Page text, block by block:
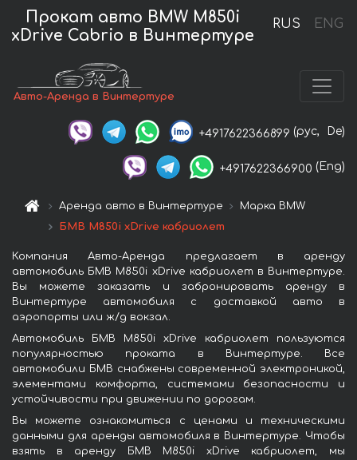
RUS ENG
Прокат авто BMW M850i
xDrive Cabrio в Винтертуре
Авто-Аренда в Винтертуре
+4917622366899 (рус, De)
+4917622366900 (Eng)
Аренда авто в Винтертуре
Марка BMW
БМВ M850i xDrive кабриолет
Компания Авто-Аренда предлагает в аренду
автомобиль БМВ M850i xDrive кабриолет в Винтертуре.
Вы можете заказать и забронировать аренду в
Винтертуре автомобиля с доставкой авто в
аэропорты или ж/д вокзал.
Автомобиль БМВ M850i xDrive кабриолет пользуются
популярностью проката в Винтертуре. Все
автомобили БМВ снабжены современной электроникой,
элементами комфорта, системами безопасности и
устойчивости при движении по дорогам.
Вы можете ознакомиться с ценами и техническими
данными для аренды автомобиля в Винтертуре. Чтобы
взять в аренду БМВ M850i xDrive кабриолет, мы